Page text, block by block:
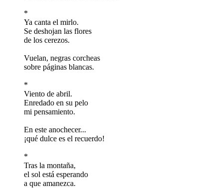
*
Ya canta el mirlo.
Se deshojan las flores
de los cerezos.
Vuelan, negras corcheas
sobre páginas blancas.
*
Viento de abril.
Enredado en su pelo
mi pensamiento.
En este anochecer...
¡qué dulce es el recuerdo!
*
Tras la montaña,
el sol está esperando
a que amanezca.